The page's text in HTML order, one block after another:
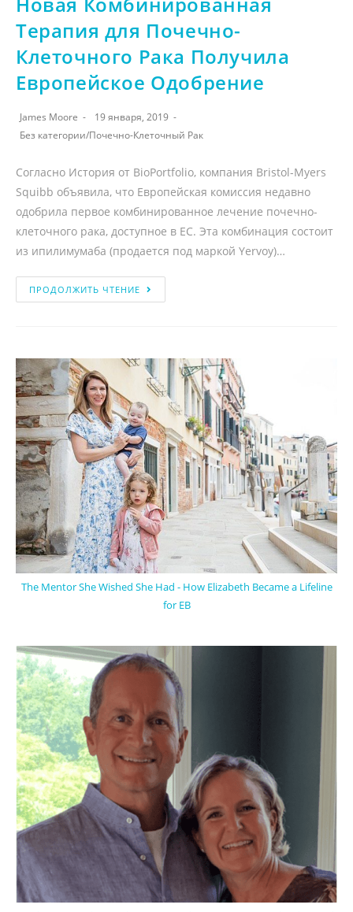
Терапия для Почечно-
Клеточного Рака Получила
Европейское Одобрение
James Moore
19 января, 2019
Без категории/Почечно-Клеточный Рак
Согласно История от BioPortfolio, компания Bristol-Myers
Squibb объявила, что Европейская комиссия недавно
одобрила первое комбинированное лечение почечно-
клеточного рака, доступное в ЕС. Эта комбинация состоит
из ипилимумаба (продается под маркой Yervoy)…
ПРОДОЛЖИТЬ ЧТЕНИЕ
The Mentor She Wished She Had - How Elizabeth Became a Lifeline
for EB